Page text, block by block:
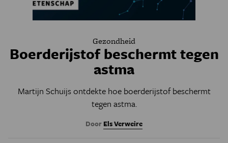
Gezondheid
Boerderijstof beschermt tegen
astma
Martijn Schuijs ontdekte hoe boerderijstof beschermt
tegen astma.
Door Els Verweire